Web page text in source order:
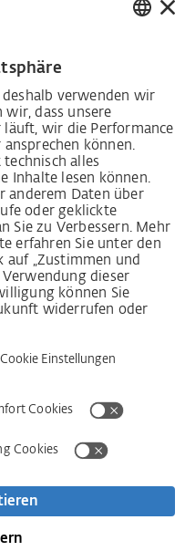
ретельності в
щодо
у ланцюгах
у сфері прав
скарг відповідно
у ланцюгах